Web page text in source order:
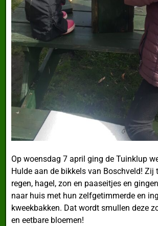
Op woensdag 7 april ging de Tuinklup
Hulde aan de bikkels van Boschveld! Zij
regen, hagel, zon en paaseitjes en
naar huis met hun zelfgetimmerde en
kweekbakken. Dat wordt smullen deze
en eetbare bloemen!